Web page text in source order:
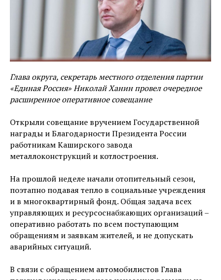
Глава округа, секретарь местного отделения партии
«Единая Россия» Николай Ханин провел очередное
расширенное оперативное совещание
Открыли совещание вручением Государственной
награды и Благодарности Президента России
работникам Каширского завода
металлоконструкций и котлостроения.
На прошлой неделе начали отопительный сезон,
поэтапно подавая тепло в социальные учреждения
и в многоквартирный фонд. Общая задача всех
управляющих и ресурсоснабжающих организаций –
оперативно работать по всем поступающим
обращениям и заявкам жителей, и не допускать
аварийных ситуаций.
В связи с обращением автомобилистов Глава